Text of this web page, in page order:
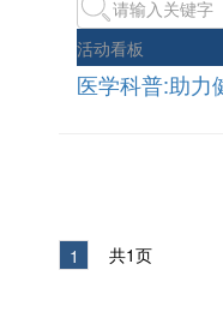
活动看板
医学科普:助力
1 共1页